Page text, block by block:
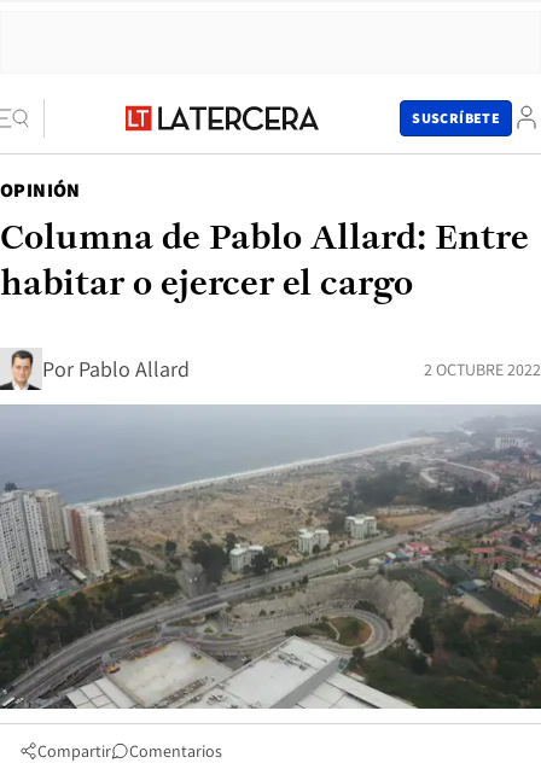
SUSCRÍBETE
OPINIÓN
Columna de Pablo Allard: Entre
habitar o ejercer el cargo
Por Pablo Allard 2 OCTUBRE 2022
Compartir Comentarios